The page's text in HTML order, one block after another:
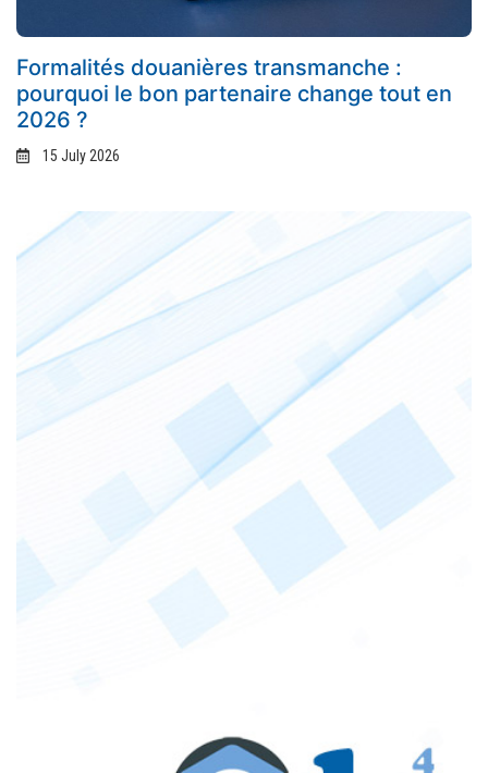
Formalités douanières transmanche :
pourquoi le bon partenaire change tout en
2026 ?
15 July 2026